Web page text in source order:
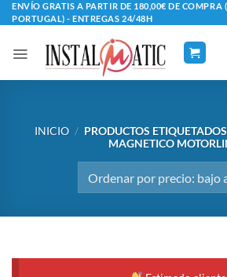
Saltar
al
contenido
ENVÍO GRATIS A PARTIR DE 180,00€ DE COMPRA
PORTUGAL) - ENTREGAS 24/48H
INICIO / PRODUCTOS
MAGNETICO